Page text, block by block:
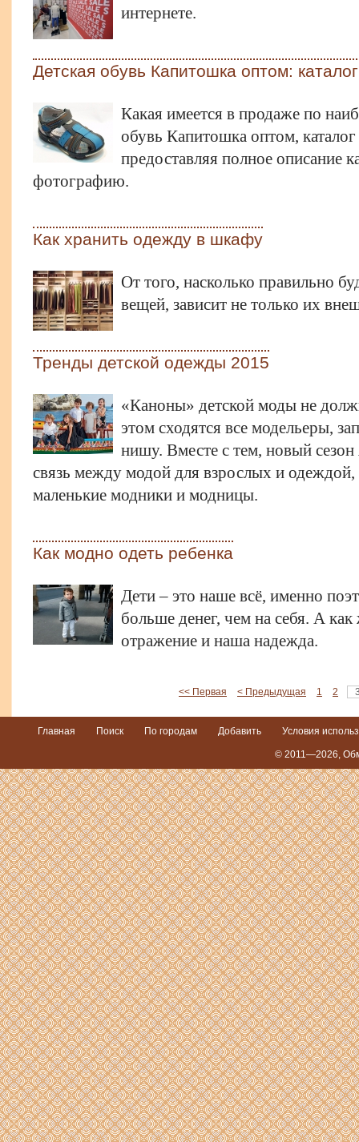
интернете.
Детская обувь Капитошка оптом:
Какая имеется в продаже по
обувь Капитошка оптом,
предоставляя полное описание
фотографию.
Как хранить одежду в шкафу
От того, насколько правильно
вещей, зависит не только их
Тренды детской одежды 2015
«Каноны» детской моды не
этом сходятся все модельеры,
нишу. Вместе с тем, новый
связь между модой для взрослых и
маленькие модники и модницы.
Как модно одеть ребенка
Дети – это наше всё, именно
больше денег, чем на себя. А
отражение и наша надежда.
<< Первая < Предыдущая 1 2
Главная Поиск По городам Добавить Условия
© 2011—2026,